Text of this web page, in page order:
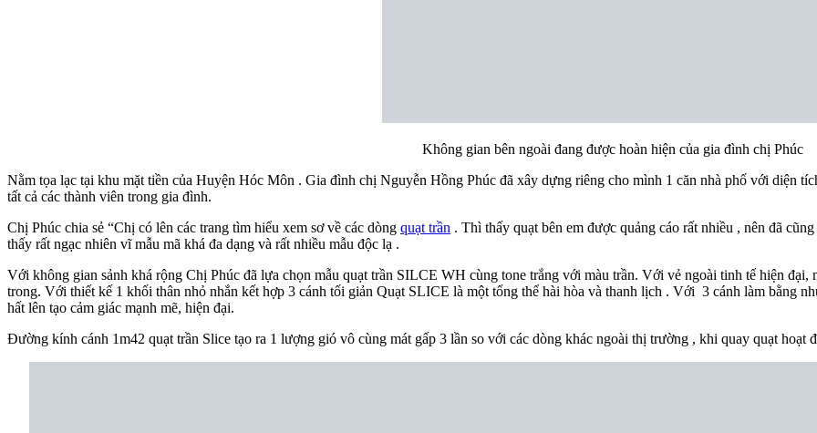
Không gian bên ngoài đang được hoàn hiện của gia đình chị Phúc
Nằm tọa lạc tại khu mặt tiền của Huyện Hóc Môn . Gia đình chị Nguyễn Hồng Phúc đã xây dựng riêng cho mình 1 căn nhà phố với diện
tất cả các thành viên trong gia đình.
Chị Phúc chia sẻ “Chị có lên các trang tìm hiểu xem sơ về các dòng quạt trần . Thì thấy quạt bên em được quảng cáo rất nhiều , nên đã
thấy rất ngạc nhiên vĩ mẫu mã khá đa dạng và rất nhiều mẫu độc lạ .
Với không gian sảnh khá rộng Chị Phúc đã lựa chọn mẫu quạt trần SILCE WH cùng tone trắng với màu trần. Với vẻ ngoài tinh tế hiện
trong. Với thiết kế 1 khối thân nhỏ nhắn kết hợp 3 cánh tối giản Quạt SLICE là một tổng thể hài hòa và thanh lịch . Với 3 cánh làm bằng
hất lên tạo cảm giác mạnh mẽ, hiện đại.
Đường kính cánh 1m42 quạt trần Slice tạo ra 1 lượng gió vô cùng mát gấp 3 lần so với các dòng khác ngoài thị trường , khi quay quạt hoạt